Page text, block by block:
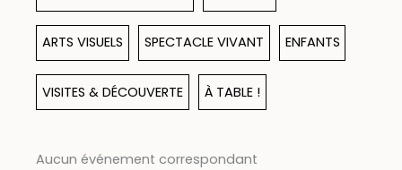
ARTS VISUELS SPECTACLE VIVANT ENFANTS
VISITES & DÉCOUVERTE À TABLE !
Aucun événement correspondant